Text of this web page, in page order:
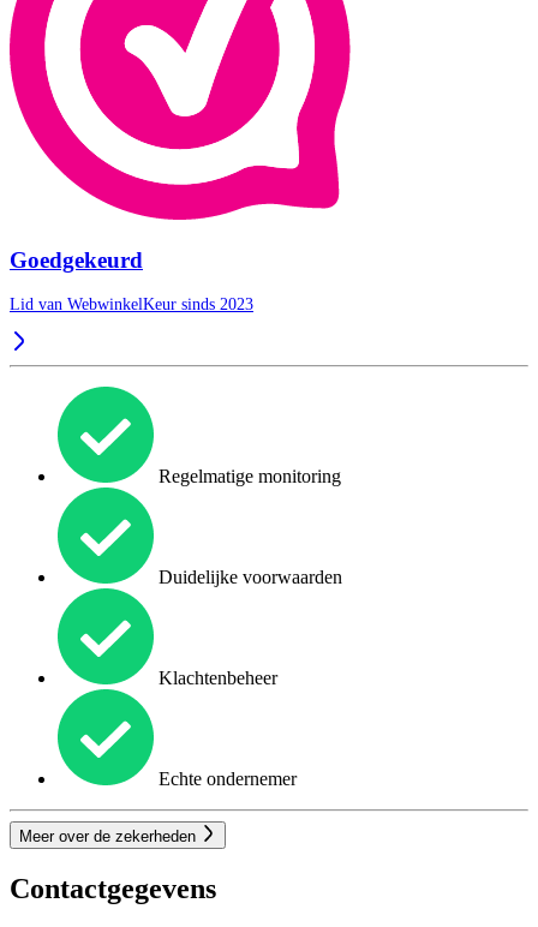
Goedgekeurd
Lid van WebwinkelKeur sinds 2023
Regelmatige monitoring
Duidelijke voorwaarden
Klachtenbeheer
Echte ondernemer
Meer over de zekerheden
Contactgegevens